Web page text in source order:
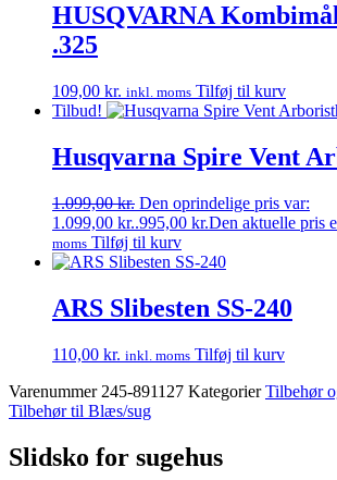
HUSQVARNA
.325
109,00 kr. inkl. moms Tilføj til kurv
Tilbud!
Husqvarna Spire Vent
1.099,00kr. Den oprindelige pris var:
1.099,00 kr..995,00 kr.Den aktuelle pris
moms Tilføj til kurv
ARS Slibesten SS-240
110,00 kr. inkl. moms Tilføj til kurv
Varenummer 245-891127 Kategorier Tilbehør
Tilbehør til Blæs/sug
Slidsko for sugehus